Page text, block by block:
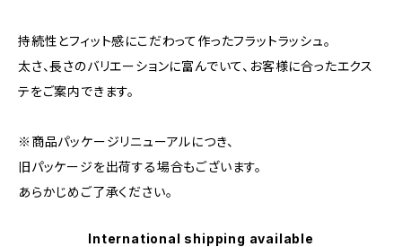
持続性とフィット感にこだわって作ったフラットラッシュ。
太さ、長さのバリエーションに富んでいて、お客様に合ったエクス
テをご案内できます。
※商品パッケージリニューアルにつき、
旧パッケージを出荷する場合もございます。
あらかじめご了承ください。
International shipping available